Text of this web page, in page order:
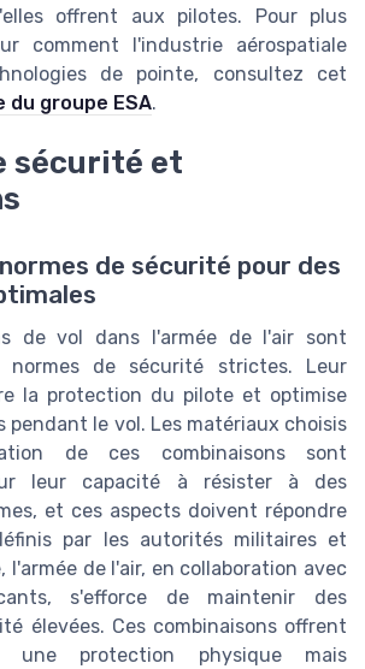
offrent aux pilotes. Pour plus
comment l'industrie aérospatiale
de pointe, consultez cet
du groupe ESA.
sécurité et
de sécurité pour des
de vol dans l'armée de l'air sont
normes de sécurité strictes. Leur
la protection du pilote et optimise
pendant le vol. Les matériaux choisis
de ces combinaisons sont
leur capacité à résister à des
et ces aspects doivent répondre
par les autorités militaires et
l'armée de l'air, en collaboration avec
s'efforce de maintenir des
élevées. Ces combinaisons offrent
une protection physique mais